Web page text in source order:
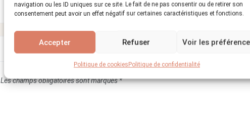
navigation ou les ID uniques sur ce site. Le fait de ne pas consentir ou de retirer son
consentement peut avoir un effet négatif sur certaines caractéristiques et fonctions.
Accepter Refuser Voir les
Politique de cookiesPolitique de confidentialité
Les champs obligatoires sont marqués*